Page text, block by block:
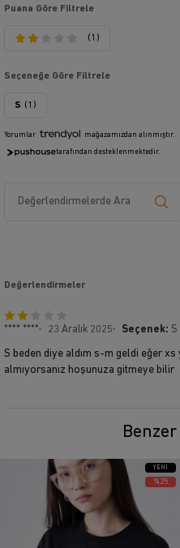
Puana Göre Filtrele
(1)
Seçeneğe Göre Filtrele
S (1)
Yorumlar mağazamızdan alınmıştır.
tarafından desteklenmektedir.
Değerlendirmeler
**** **** 23 Aralık 2025 Seçenek: S
S beden diye aldım s-m geldi eğer
almıyorsanız hoşunuza gitmeye bilir
YENI
ÜRÜN
%25